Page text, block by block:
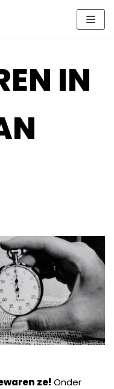
IN
ze! Onder